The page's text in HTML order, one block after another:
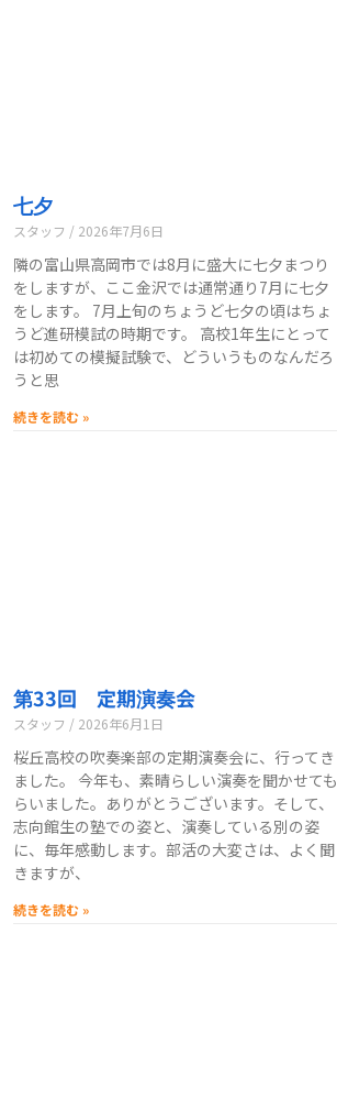
七夕
スタッフ 2026年7月6日
隣の富山県高岡市では8月に盛大に七夕まつり
をしますが、ここ金沢では通常通り7月に七夕
をします。 7月上旬のちょうど七夕の頃はちょ
うど進研模試の時期です。 高校1年生にとって
は初めての模擬試験で、どういうものなんだろ
うと思
続きを読む »
第33回 定期演奏会
スタッフ 2026年6月1日
桜丘高校の吹奏楽部の定期演奏会に、行ってき
ました。 今年も、素晴らしい演奏を聞かせても
らいました。ありがとうございます。そして、
志向館生の塾での姿と、演奏している別の姿
に、毎年感動します。部活の大変さは、よく聞
きますが、
続きを読む »